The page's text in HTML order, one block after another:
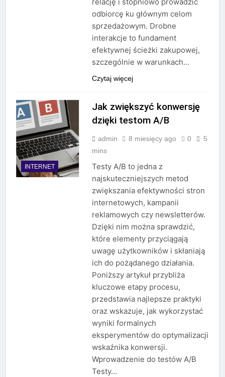
odbiorcę ku głównym celom
sprzedażowym. Drobne
interakcje to fundament
efektywnej ścieżki zakupowej,
szczególnie w warunkach…
Czytaj więcej
INTERNET
Jak zwiększyć konwersję
dzięki testom A/B
admin 8 miesięcy ago 0
5
mins
Testy A/B to jedna z
najskuteczniejszych metod
zwiększania efektywności stron
internetowych, kampanii
reklamowych czy newsletterów.
Dzięki nim można sprawdzić,
które elementy przyciągają
uwagę użytkowników i skłaniają
ich do pożądanego działania.
Poniższy artykuł przybliża
kluczowe etapy procesu,
przedstawia najlepsze praktyki
oraz wskazuje, jak wykorzystać
wyniki formalnych
eksperymentów do optymalizacji
wskaźnika konwersji.
Wprowadzenie do testów A/B
Testy…